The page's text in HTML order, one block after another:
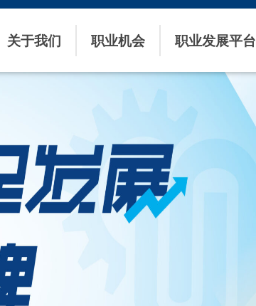
关于我们 职业机会 职业发展平台